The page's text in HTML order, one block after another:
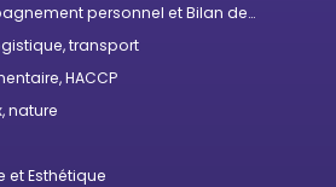
personnel et Bilan de
transport
HACCP
nature
et Esthétique